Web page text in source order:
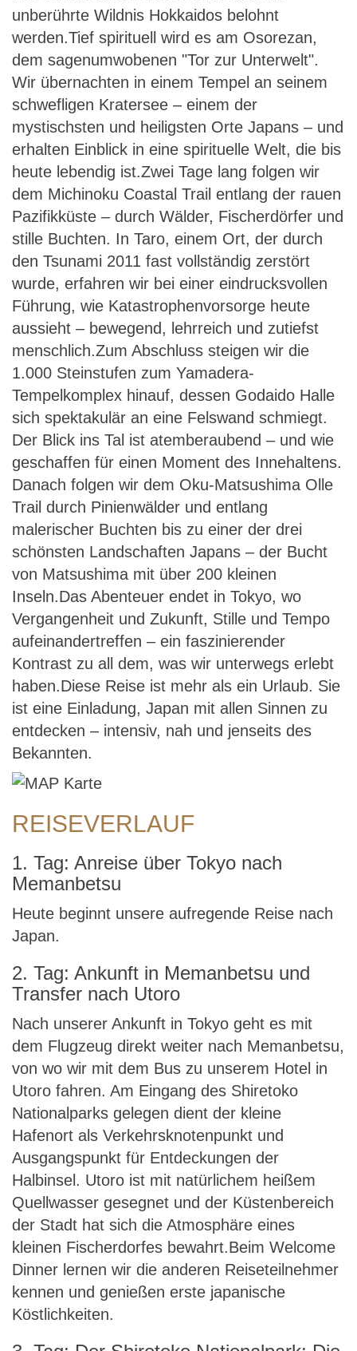
unberührte Wildnis Hokkaidos belohnt
werden.Tief spirituell wird es am Osorezan,
dem sagenumwobenen "Tor zur Unterwelt".
Wir übernachten in einem Tempel an seinem
schwefligen Kratersee – einem der
mystischsten und heiligsten Orte Japans – und
erhalten Einblick in eine spirituelle Welt, die bis
heute lebendig ist.Zwei Tage lang folgen wir
dem Michinoku Coastal Trail entlang der rauen
Pazifikküste – durch Wälder, Fischerdörfer und
stille Buchten. In Taro, einem Ort, der durch
den Tsunami 2011 fast vollständig zerstört
wurde, erfahren wir bei einer eindrucksvollen
Führung, wie Katastrophenvorsorge heute
aussieht – bewegend, lehrreich und zutiefst
menschlich.Zum Abschluss steigen wir die
1.000 Steinstufen zum Yamadera-
Tempelkomplex hinauf, dessen Godaido Halle
sich spektakulär an eine Felswand schmiegt.
Der Blick ins Tal ist atemberaubend – und wie
geschaffen für einen Moment des Innehaltens.
Danach folgen wir dem Oku-Matsushima Olle
Trail durch Pinienwälder und entlang
malerischer Buchten bis zu einer der drei
schönsten Landschaften Japans – der Bucht
von Matsushima mit über 200 kleinen
Inseln.Das Abenteuer endet in Tokyo, wo
Vergangenheit und Zukunft, Stille und Tempo
aufeinandertreffen – ein faszinierender
Kontrast zu all dem, was wir unterwegs erlebt
haben.Diese Reise ist mehr als ein Urlaub. Sie
ist eine Einladung, Japan mit allen Sinnen zu
entdecken – intensiv, nah und jenseits des
Bekannten.
REISEVERLAUF
1. Tag: Anreise über Tokyo nach
Memanbetsu
Heute beginnt unsere aufregende Reise nach
Japan.
2. Tag: Ankunft in Memanbetsu und
Transfer nach Utoro
Nach unserer Ankunft in Tokyo geht es mit
dem Flugzeug direkt weiter nach Memanbetsu,
von wo wir mit dem Bus zu unserem Hotel in
Utoro fahren. Am Eingang des Shiretoko
Nationalparks gelegen dient der kleine
Hafenort als Verkehrsknotenpunkt und
Ausgangspunkt für Entdeckungen der
Halbinsel. Utoro ist mit natürlichem heißem
Quellwasser gesegnet und der Küstenbereich
der Stadt hat sich die Atmosphäre eines
kleinen Fischerdorfes bewahrt.Beim Welcome
Dinner lernen wir die anderen Reiseteilnehmer
kennen und genießen erste japanische
Köstlichkeiten.